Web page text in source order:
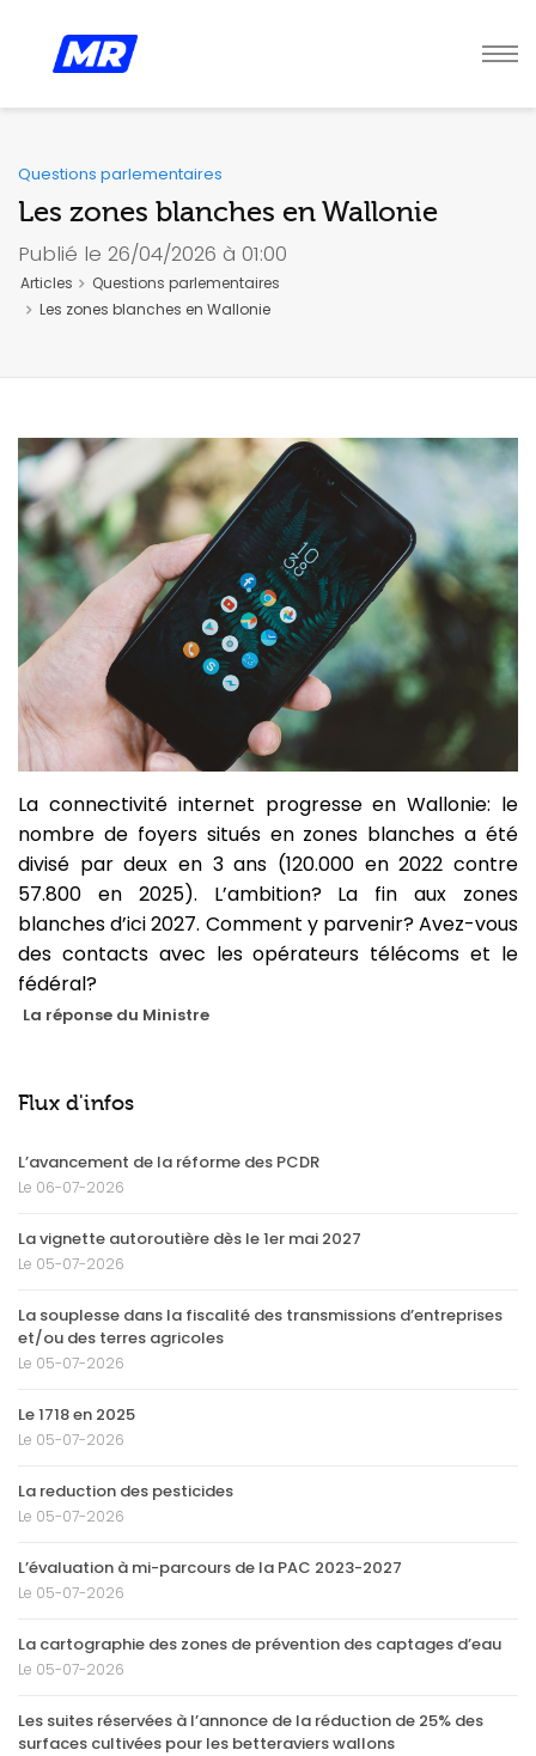
Questions parlementaires
Les zones blanches en Wallonie
Publié le 26/04/2026 à 01:00
Articles
Questions parlementaires
Les zones blanches en Wallonie
La connectivité internet progresse en Wallonie: le
nombre de foyers situés en zones blanches a été
divisé par deux en 3 ans (120.000 en 2022 contre
57.800 en 2025). L’ambition? La fin aux zones
blanches d’ici 2027. Comment y parvenir? Avez-vous
des contacts avec les opérateurs télécoms et le
fédéral?
La réponse du Ministre
Flux d'infos
L’avancement de la réforme des PCDR
Le 06-07-2026
La vignette autoroutière dès le 1er mai 2027
Le 05-07-2026
La souplesse dans la fiscalité des transmissions d’entreprises
et/ou des terres agricoles
Le 05-07-2026
Le 1718 en 2025
Le 05-07-2026
La reduction des pesticides
Le 05-07-2026
L’évaluation à mi-parcours de la PAC 2023-2027
Le 05-07-2026
La cartographie des zones de prévention des captages d’eau
Le 05-07-2026
Les suites réservées à l’annonce de la réduction de 25% des
surfaces cultivées pour les betteraviers wallons